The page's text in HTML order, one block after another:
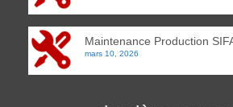
Maintenance Production
mars 10, 2026